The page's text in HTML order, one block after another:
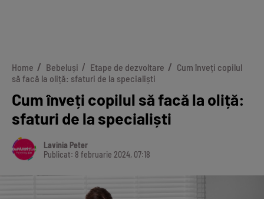
Home Bebeluși Etape de dezvoltare
Cum înveți copilul
să facă la oliță: sfaturi de la specialiști
Cum înveți copilul să facă la oliță:
sfaturi de la specialiști
Lavinia Peter
Publicat: 8 februarie 2024, 07:18